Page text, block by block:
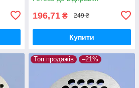
нержавійка
196,71 ₴ 249 ₴
Купити
Топ продажів –21%